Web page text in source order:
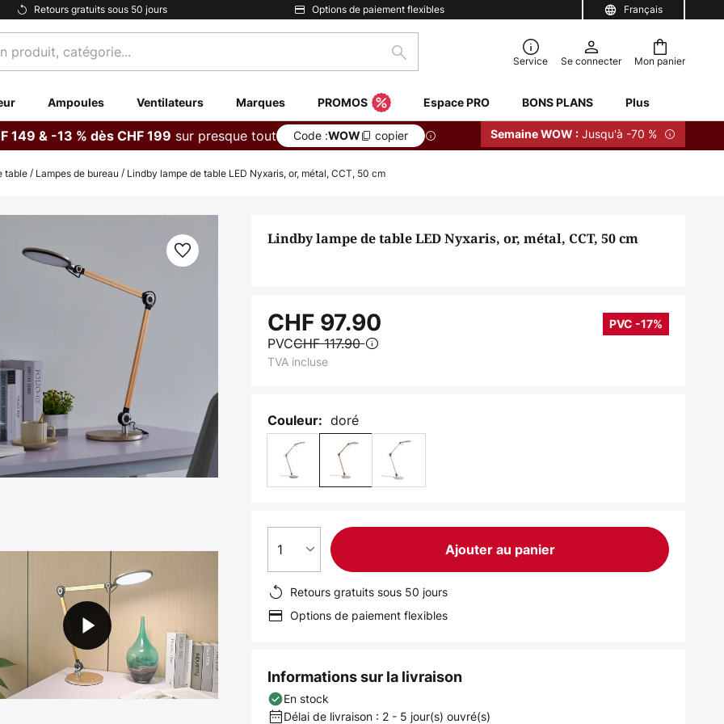
Français
Retours gratuits sous 50 jours Options de paiement flexibles
Mon panier
Rechercher Service Se connecter
Ampoules Ventilateurs Marques PROMOS Espace PRO BONS PLANS Plus
149 & -13 % dès CHF 199 sur presque tout Code :WOW copier Semaine WOW : Jusqu'à -70 %
table Lampes de bureau Lindby lampe de table LED Nyxaris, or, métal, CCT, 50 cm
Lindby lampe de table LED Nyxaris, or, métal, CCT, 50 cm
CHF 97.90 PVC -17%
PVCCHF 117.90
TVA incluse
Couleur: doré
1 Ajouter au panier
Retours gratuits sous 50 jours
Options de paiement flexibles
Informations sur la livraison
En stock
Délai de livraison : 2 - 5 jour(s) ouvré(s)